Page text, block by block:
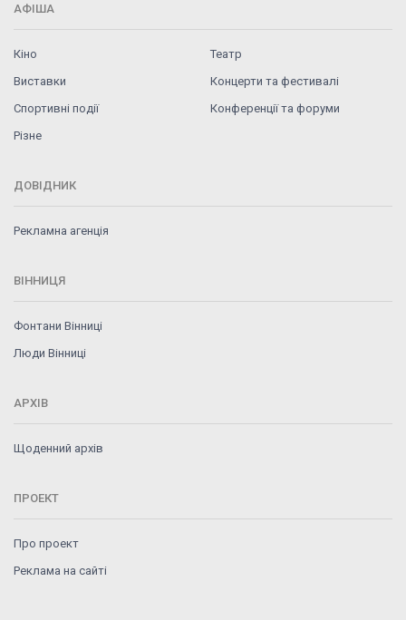
АФІША
Кіно
Театр
Виставки
Концерти та фестивалі
Спортивні події
Конференції та форуми
Різне
ДОВІДНИК
Рекламна агенція
ВІННИЦЯ
Фонтани Вінниці
Люди Вінниці
АРХІВ
Щоденний архів
ПРОЕКТ
Про проект
Реклама на сайті